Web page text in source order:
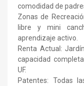
comodidad de
Zonas de
libre y mini
aprendizaje activo.
Renta Actual:
capacidad
UF.
Patentes: Todas